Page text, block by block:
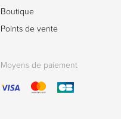
Boutique
Points de vente
Moyens de paiement